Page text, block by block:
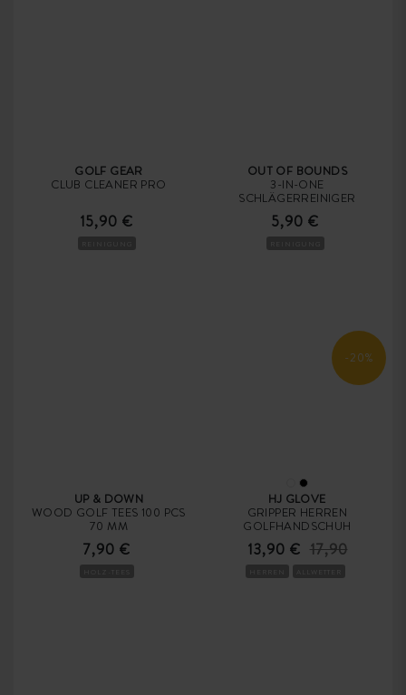
GOLF GEAR
CLUB CLEANER PRO
15,90 €
OUT OF BOUNDS
3-IN-ONE
SCHLÄGERREINIGER
5,90 €
UP & DOWN
WOOD GOLF TEES 100 PCS
70 MM
7,90 €
-20%
HJ GLOVE
GRIPPER HERREN
GOLFHANDSCHUH
13,90 € 17,90